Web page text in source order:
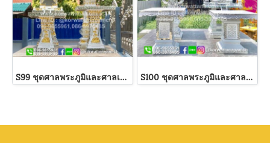
S99 ชุดศาลพระภูมิและศาลเจ้าที่ S100 ชุดศาลพระภูมิและศาลเจ้าที่